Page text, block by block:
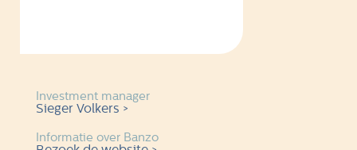
Investment manager
Sieger Volkers >
Informatie over Banzo